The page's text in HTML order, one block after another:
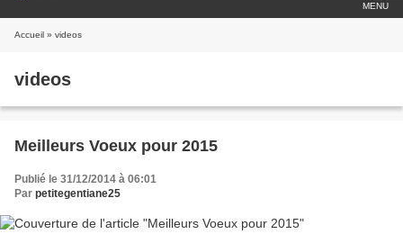
MENU
Accueil » videos
videos
Meilleurs Voeux pour 2015
Publié le 31/12/2014 à 06:01
Par petitegentiane25